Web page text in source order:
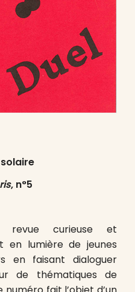
solaire
, n°5
curieuse et
en lumière de jeunes
en faisant dialoguer
de thématiques de